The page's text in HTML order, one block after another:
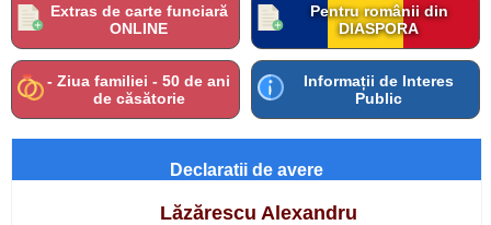
Extras de carte funciară
ONLINE
Pentru românii din
DIASPORA
- Ziua familiei - 50 de ani
de căsătorie
Informații de Interes
Public
Declaratii de avere
Lăzărescu Alexandru